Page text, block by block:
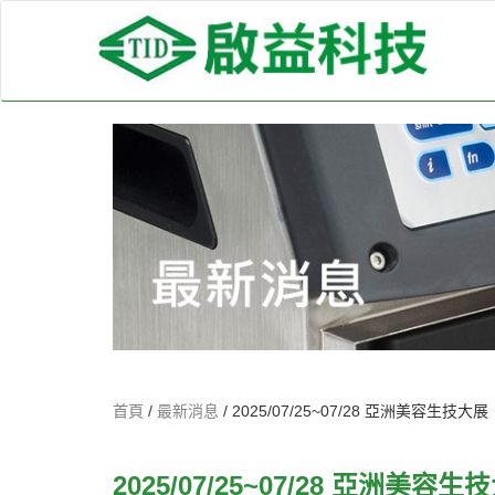
首頁 / 最新消息 / 2025/07/25~07/28 亞洲美容生技大展
2025/07/25~07/28 亞洲美容生